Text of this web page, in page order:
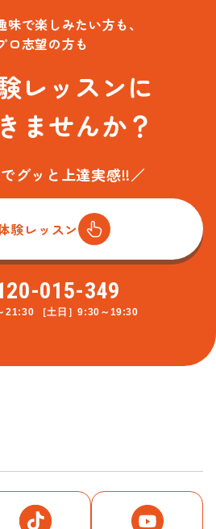
味で楽しみたい方も、
ロ志望の方も
レッスンに
ませんか？
グッと上達実感!!／
験レッスン
015-349
21:30 ［土日］9:30～19:30